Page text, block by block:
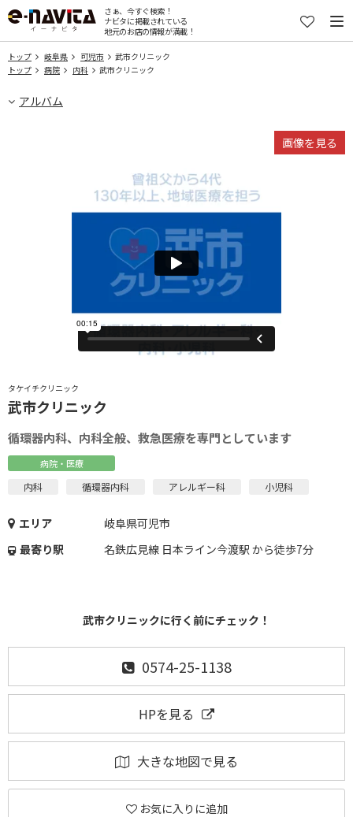
さぁ、今すぐ検索！
ナビタに掲載されている
地元のお店の情報が満載！
トップ 岐阜県 可児市
武市クリニック
トップ
病院 内科 武市クリニック
アルバム
タケイチクリニック
武市クリニック
循環器内科、内科全般、救急医療を専門としています
病院・医療
内科 循環器内科 アレルギー科 小児科
エリア
岐阜県可児市
最寄り駅
名鉄広見線 日本ライン今渡駅 から徒歩7分
武市クリニックに行く前にチェック！
0574-25-1138
HPを見る
大きな地図で見る
お気に入りに追加
画像を見る